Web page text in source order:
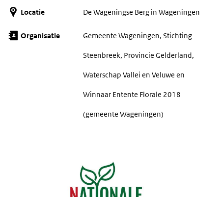
Locatie De Wageningse Berg in Wageningen
Organisatie Gemeente Wageningen, Stichting
Steenbreek, Provincie Gelderland,
Waterschap Vallei en Veluwe en
Winnaar Entente Florale 2018
(gemeente Wageningen)